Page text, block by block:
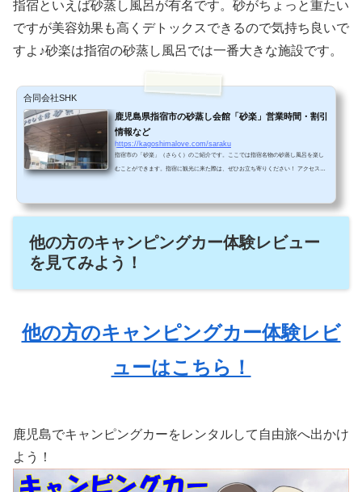
指宿といえば砂蒸し風呂が有名です。砂がちょっと重たい
ですが美容効果も高くデトックスできるので気持ち良いで
すよ♪砂楽は指宿の砂蒸し風呂では一番大きな施設です。
合同会社SHK
鹿児島県指宿市の砂蒸し会館「砂楽」営業時間・割引
情報など
https://kagoshimalove.com/saraku
指宿市の「砂楽」（さらく）のご紹介です。ここでは指宿名物の砂蒸し風呂を楽し
むことができます。指宿に観光に来た際は、ぜひお立ち寄りください！ アクセス＆
バスJR指宿駅から車で約５分かかります。建物の海側に無料駐車場があります。徒
２０分かかります。 砂蒸し温泉でリラックス ...
他の方のキャンピングカー体験レビュー
を見てみよう！
他の方のキャンピングカー体験レビ
ューはこちら！
鹿児島でキャンピングカーをレンタルして自由旅へ出かけ
よう！